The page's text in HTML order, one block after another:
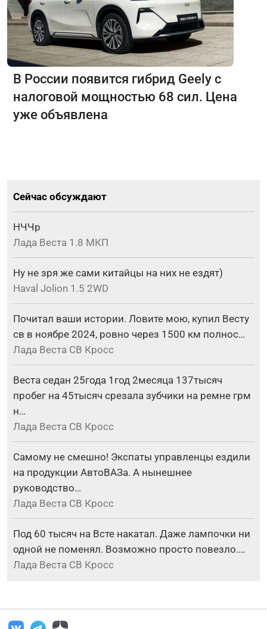
В России появится гибрид Geely с
налоговой мощностью 68 сил. Цена
уже объявлена
Сейчас обсуждают
НЧЧр
Лада Веста 1.8 МКП
Ну не зря же сами китайцы на них не ездят)
Haval Jolion 1.5 2WD
Почитал ваши истории. Ловите мою, купил Весту
св в ноябре 2024, ровно через 1500 км полнос…
Лада Веста СВ Кросс
Веста седан 25года 1год 2месяца 137тысяч
пробег на 45тысяч срезала зубчики на ремне грм
н…
Лада Веста СВ Кросс
Самому не смешно! Экспаты управленцы ездили
на продукции АвтоВАЗа. А нынешнее
руководство…
Лада Веста СВ Кросс
Под 60 тысяч на Всте накатал. Даже лампочки ни
одной не поменял. Возможно просто повезло.…
Лада Веста СВ Кросс